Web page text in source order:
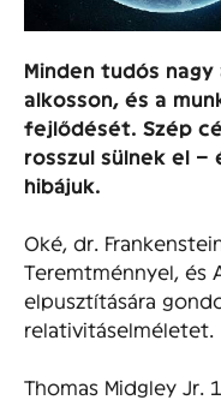
Minden tudós
alkosson, és a
fejlődését. Szép
rosszul sülnek el –
hibájuk.
Oké, dr.
Teremtménnyel, és
elpusztítására
relativitáselméletet.
Thomas Midgley Jr.